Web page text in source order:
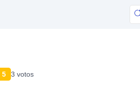
5 3 votos